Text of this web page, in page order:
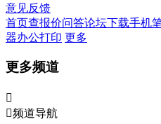
意见反馈
首页查报价问答论坛下载手机
器办公打印 更多
更多频道

频道导航